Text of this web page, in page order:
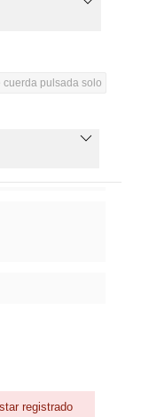
cuerda pulsada solo
registrado